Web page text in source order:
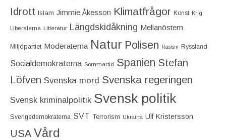
Idrott Islam Jimmie Åkesson Klimatfrågor Konst Krig
Liberalerna Litteratur Längdskidåkning Mellanöstern
Miljöpartiet Moderaterna Natur Polisen Rasism Ryssland
Socialdemokraterna Sommartid Spanien Stefan
Löfven Svenska mord Svenska regeringen
Svensk kriminalpolitik Svensk politik
Sverigedemokraterna SVT Terrorism Ukraina Ulf Kristersson
USA Vård